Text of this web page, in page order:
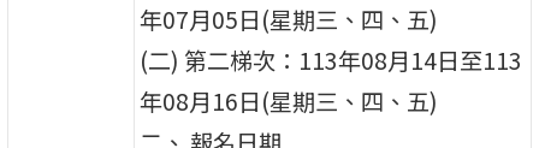
年07月05日(星期三、四、五)
(二) 第二梯次：113年08月14日至113
年08月16日(星期三、四、五)